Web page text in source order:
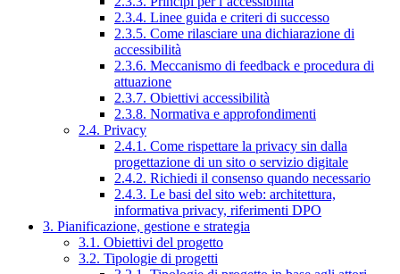
2.3.4. Linee guida e criteri di successo
2.3.5. Come rilasciare una dichiarazione di
accessibilità
2.3.6. Meccanismo di feedback e procedura di
attuazione
2.3.7. Obiettivi accessibilità
2.3.8. Normativa e approfondimenti
2.4. Privacy
2.4.1. Come rispettare la privacy sin dalla
progettazione di un sito o servizio digitale
2.4.2. Richiedi il consenso quando necessario
2.4.3. Le basi del sito web: architettura,
informativa privacy, riferimenti DPO
3. Pianificazione, gestione e strategia
3.1. Obiettivi del progetto
3.2. Tipologie di progetti